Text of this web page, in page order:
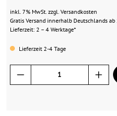
inkl. 7% MwSt. zzgl. Versandkosten
Gratis Versand innerhalb Deutschlands
Lieferzeit: 2 – 4 Werktage*
Lieferzeit 2-4 Tage